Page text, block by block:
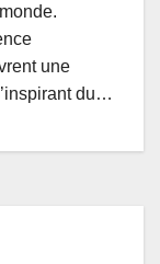
une
du…